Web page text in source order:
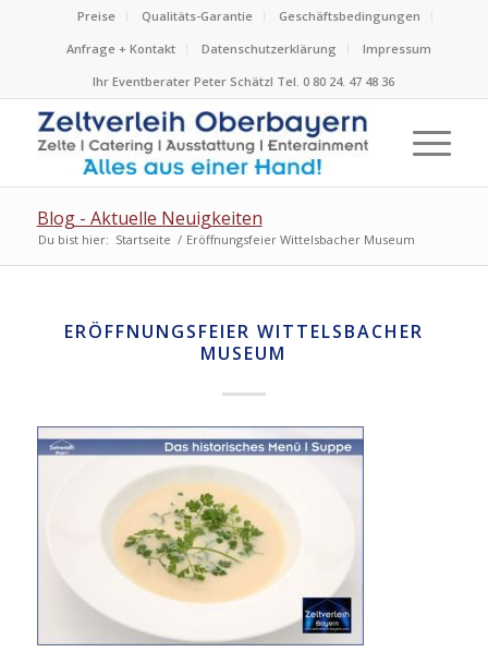
Preise Qualitäts-Garantie
Geschäftsbedingungen
Anfrage + Kontakt
Datenschutzerklärung
Impressum
Ihr Eventberater Peter Schätzl Tel. 0 80 24. 47 48 36
Blog - Aktuelle Neuigkeiten
Du bist hier: Startseite / Eröffnungsfeier Wittelsbacher Museum
ERÖFFNUNGSFEIER WITTELSBACHER
MUSEUM